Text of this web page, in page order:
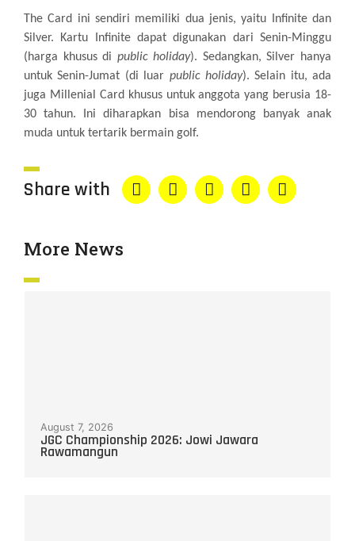
The Card ini sendiri memiliki dua jenis, yaitu Infinite dan
Silver. Kartu Infinite dapat digunakan dari Senin-Minggu
(harga khusus di public holiday). Sedangkan, Silver hanya
untuk Senin-Jumat (di luar public holiday). Selain itu, ada
juga Millenial Card khusus untuk anggota yang berusia 18-
30 tahun. Ini diharapkan bisa mendorong banyak anak
muda untuk tertarik bermain golf.
Share with
More News
August 7, 2026
JGC Championship 2026: Jowi Jawara
Rawamangun